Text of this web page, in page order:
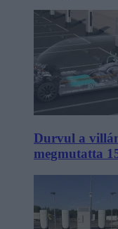
Durvul a
megmutatta